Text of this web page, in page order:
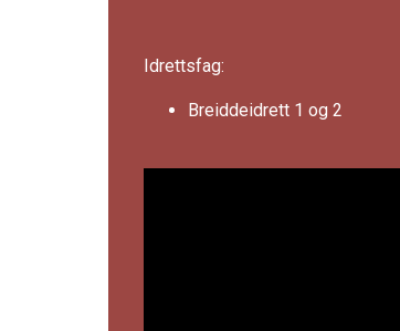
Idrettsfag:
Breiddeidrett 1 og 2